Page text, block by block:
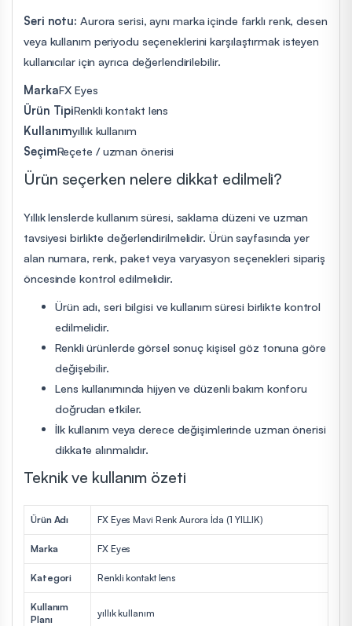
Seri notu: Aurora serisi, aynı marka içinde farklı renk, desen
veya kullanım periyodu seçeneklerini karşılaştırmak isteyen
kullanıcılar için ayrıca değerlendirilebilir.
MarkaFX Eyes
Ürün TipiRenkli kontakt lens
Kullanımyıllık kullanım
SeçimReçete / uzman önerisi
Ürün seçerken nelere dikkat edilmeli?
Yıllık lenslerde kullanım süresi, saklama düzeni ve uzman
tavsiyesi birlikte değerlendirilmelidir. Ürün sayfasında yer
alan numara, renk, paket veya varyasyon seçenekleri sipariş
öncesinde kontrol edilmelidir.
Ürün adı, seri bilgisi ve kullanım süresi birlikte kontrol
edilmelidir.
Renkli ürünlerde görsel sonuç kişisel göz tonuna göre
değişebilir.
Lens kullanımında hijyen ve düzenli bakım konforu
doğrudan etkiler.
İlk kullanım veya derece değişimlerinde uzman önerisi
dikkate alınmalıdır.
Teknik ve kullanım özeti
Ürün Adı FX Eyes Mavi Renk Aurora İda (1 YILLIK)
Marka FX Eyes
Kategori Renkli kontakt lens
Kullanım
Planı
yıllık kullanım